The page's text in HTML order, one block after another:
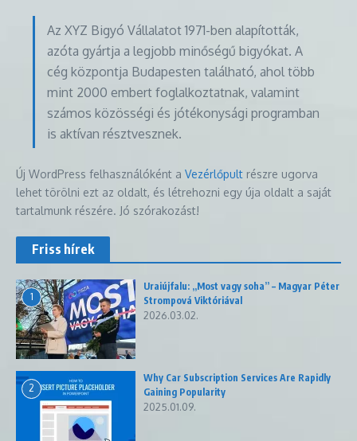
Az XYZ Bigyó Vállalatot 1971-ben alapították,
azóta gyártja a legjobb minőségű bigyókat. A
cég központja Budapesten található, ahol több
mint 2000 embert foglalkoztatnak, valamint
számos közösségi és jótékonysági programban
is aktívan résztvesznek.
Új WordPress felhasználóként a Vezérlőpult részre ugorva
lehet törölni ezt az oldalt, és létrehozni egy úja oldalt a saját
tartalmunk részére. Jó szórakozást!
Friss hírek
1
Uraiújfalu: „Most vagy soha” – Magyar Péter
Strompová Viktóriával
2026.03.02.
2
Why Car Subscription Services Are Rapidly
Gaining Popularity
2025.01.09.